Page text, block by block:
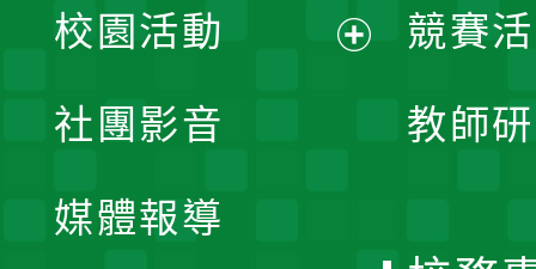
競賽
教師
開
校園活動
社團影音
媒體報導